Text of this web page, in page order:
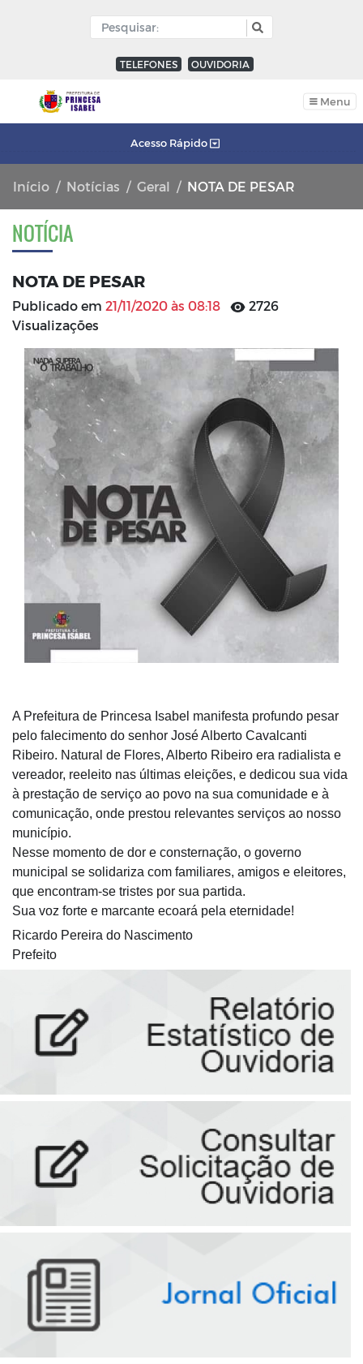
TELEFONES OUVIDORIA
Menu
Acesso Rápido
Início Notícias Geral NOTA DE PESAR
NOTÍCIA
NOTA DE PESAR
Publicado em 21/11/2020 às 08:18
2726
Visualizações
A Prefeitura de Princesa Isabel manifesta profundo pesar
pelo falecimento do senhor José Alberto Cavalcanti
Ribeiro. Natural de Flores, Alberto Ribeiro era radialista e
vereador, reeleito nas últimas eleições, e dedicou sua vida
à prestação de serviço ao povo na sua comunidade e à
comunicação, onde prestou relevantes serviços ao nosso
município.
Nesse momento de dor e consternação, o governo
municipal se solidariza com familiares, amigos e eleitores,
que encontram-se tristes por sua partida.
Sua voz forte e marcante ecoará pela eternidade!
Ricardo Pereira do Nascimento
Prefeito